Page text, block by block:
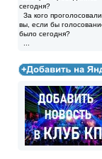
сегодня?
За кого
вы, если бы
было сегодня?